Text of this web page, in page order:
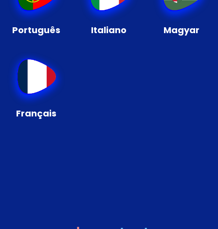
Português Italiano Magyar
Français